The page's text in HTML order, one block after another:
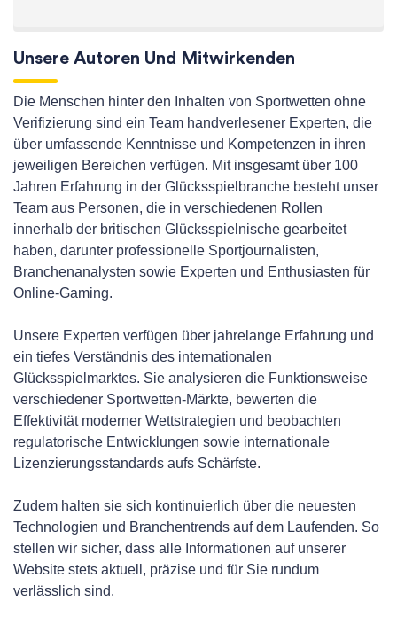
Unsere Autoren Und Mitwirkenden
Die Menschen hinter den Inhalten von Sportwetten ohne
Verifizierung sind ein Team handverlesener Experten, die
über umfassende Kenntnisse und Kompetenzen in ihren
jeweiligen Bereichen verfügen. Mit insgesamt über 100
Jahren Erfahrung in der Glücksspielbranche besteht unser
Team aus Personen, die in verschiedenen Rollen
innerhalb der britischen Glücksspielnische gearbeitet
haben, darunter professionelle Sportjournalisten,
Branchenanalysten sowie Experten und Enthusiasten für
Online-Gaming.
Unsere Experten verfügen über jahrelange Erfahrung und
ein tiefes Verständnis des internationalen
Glücksspielmarktes. Sie analysieren die Funktionsweise
verschiedener Sportwetten-Märkte, bewerten die
Effektivität moderner Wettstrategien und beobachten
regulatorische Entwicklungen sowie internationale
Lizenzierungsstandards aufs Schärfste.
Zudem halten sie sich kontinuierlich über die neuesten
Technologien und Branchentrends auf dem Laufenden. So
stellen wir sicher, dass alle Informationen auf unserer
Website stets aktuell, präzise und für Sie rundum
verlässlich sind.